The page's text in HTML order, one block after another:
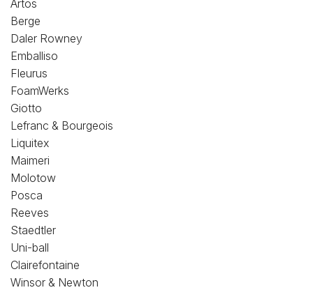
Coffrets & cadeaux
Encadrement
mail
Artos
Berge
Daler Rowney
Emballiso
Fleurus
FoamWerks
Giotto
Lefranc & Bourgeois
Liquitex
Maimeri
Molotow
Posca
Reeves
Staedtler
Uni-ball
Clairefontaine
Winsor & Newton